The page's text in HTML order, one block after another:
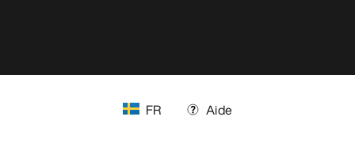
FR Aide